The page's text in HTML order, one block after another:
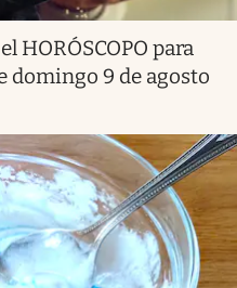
HORÓSCOPO para
domingo 9 de agosto